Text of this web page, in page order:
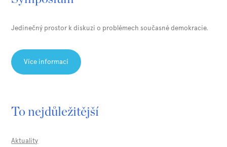
Jedinečný prostor k diskuzi o problémech současné demokracie.
Více informací
To nejdůležitější
Aktuality